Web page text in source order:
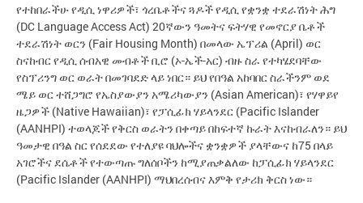
የተከበራችሁ የዲሲ ነዋሪዎች፣ ጎረቤቶችና ጓዶች የዲሲ የቋንቋ ተደራሽነት ሕግ
(DC Language Access Act) 20ኛውን ዓመትና ፍትሃዊ የመኖርያ ቤቶች
ተደራሽነት ወርን (Fair Housing Month) በመላው ኤፕሪል (April) ወር
ስናከብር የዲሲ ሰብአዊ መብቶች ቢሮ (ኦ-ኤች-አር) ብዙ ስራ የተካሄደባቸው
የስፕሪንግ ወር ወራት በመገባደድ ላይ ነበር። ይህ የበዓል አከባበር ስራችንም ወደ
ሜይ ወር ተሸጋግሮ የኤስያውያን አሜሪካውያን (Asian American)፣ የሃዋይየ
ዜጋዎች (Native Hawaiian)፣ የፓሲፊክ ሃይላንደር (Pacific Islander
(AANHPI) ተወላጆች የቅርስ ወራትን በቀጣይ በከፍተኛ ኩራት እናከብራለን። ይህ
ዓመታዊ በዓል ስር የሰደደው የተለያዩ ባህሎችና ቋንቋዎች ያላቸውና ከ75 በላይ
አገሮችና ደሴቶች የተውጣጡ ግለሰቦችን ከሚያጠቃልለው ከፓሲፊክ ሃይላንደር
(Pacific Islander (AANHPI) ማህበረሰብና እምቅ የታሪክ ቅርስ ነው።